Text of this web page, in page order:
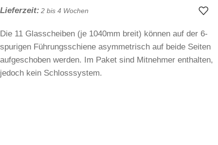
Lieferzeit: 2 bis 4 Wochen
Die 11 Glasscheiben (je 1040mm breit) können auf der 6-
spurigen Führungsschiene asymmetrisch auf beide Seiten
aufgeschoben werden. Im Paket sind Mitnehmer enthalten,
jedoch kein Schlosssystem.